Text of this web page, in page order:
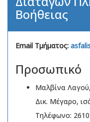
Βοήθειας
Email Τμήματος:
Προσωπικό
Μαλβίνα
Δικ. Μέγαρο,
Τηλέφωνο: